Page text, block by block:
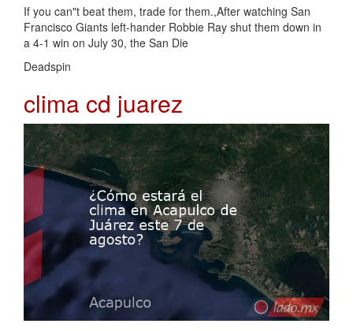
If you can"t beat them, trade for them.,After watching San
Francisco Giants left-hander Robbie Ray shut them down in
a 4-1 win on July 30, the San Die
Deadspin
clima cd juarez